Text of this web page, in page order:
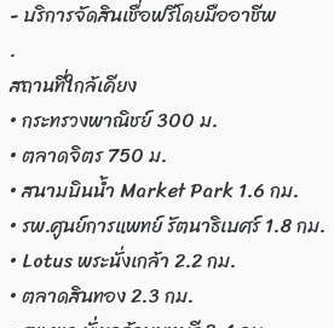
- บริการจัดสินเชื่อฟรีโดยมืออาชีพ
.
สถานที่ใกล้เคียง
• กระทรวงพาณิชย์ 300 ม.
• ตลาดจิตร 750 ม.
• สนามบินน้ำ Market Park 1.6 กม.
• รพ.ศูนย์การแพทย์ รัตนาธิเบศร์ 1.8 กม.
• Lotus พระนั่งเกล้า 2.2 กม.
• ตลาดสินทอง 2.3 กม.